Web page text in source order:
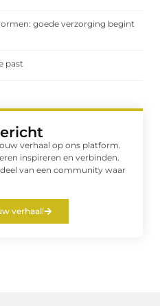
goede verzorging begint
past
verhaal op ons platform.
inspireren en verbinden.
van een community waar
verhaal!